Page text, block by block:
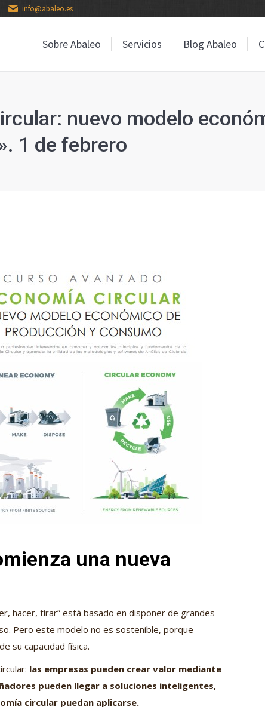
info@abaleo.es
Sobre Abaleo Servicios Blog Abaleo
nuevo modelo
1 de febrero
una nueva
hacer, tirar” está basado en disponer de grandes
Pero este modelo no es sostenible, porque
su capacidad física.
las empresas pueden crear valor mediante
pueden llegar a soluciones inteligentes,
circular puedan aplicarse.